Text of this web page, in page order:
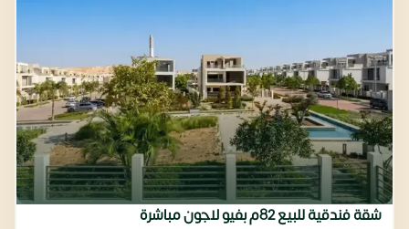
شقة فندقية للبيع 82م بفيو لاجون مباشرة